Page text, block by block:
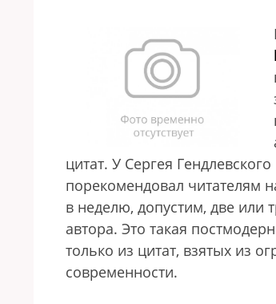
цитат. У Сергея
порекомендовал читателям
в неделю, допустим, две или
автора. Это такая
только из цитат, взятых из
современности.